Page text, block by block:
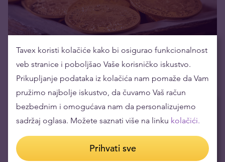
Šta je novac?
28.04.2022
Trenutno popularno
Šta je rizični kapital i kako njime upravljati
31.07.2026
Tavex koristi kolačiće kako bi osigurao funkcionalnost
veb stranice i poboljšao Vaše korisničko iskustvo.
Prikupljanje podataka iz kolačića nam pomaže da Vam
pružimo najbolje iskustvo, da čuvamo Vaš račun
bezbednim i omogućava nam da personalizujemo
sadržaj oglasa. Možete saznati više na linku kolačići.
Prihvati sve